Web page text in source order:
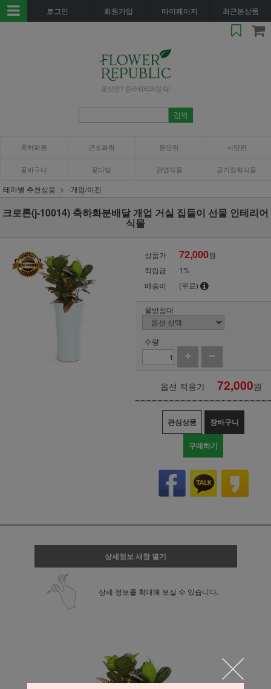
로그인 회원가입 마이페이지 최근본상품
축하화환 근조화환 동양란 서양란
꽃바구니 꽃다발 관엽식물 공기정화식물
테마별 추천상품 -개업/이전
크로톤(j-10014) 축하화분배달 개업 거실 집들이 선물 인테리어
식물
상품가 72,000원
적립금
1%
배송비
(무료)
물받침대
수량
옵션 적용가 72,000원
관심상품 장바구니
구매하기
상세정보 새창 열기
상세 정보를 확대해 보실 수 있습니다.